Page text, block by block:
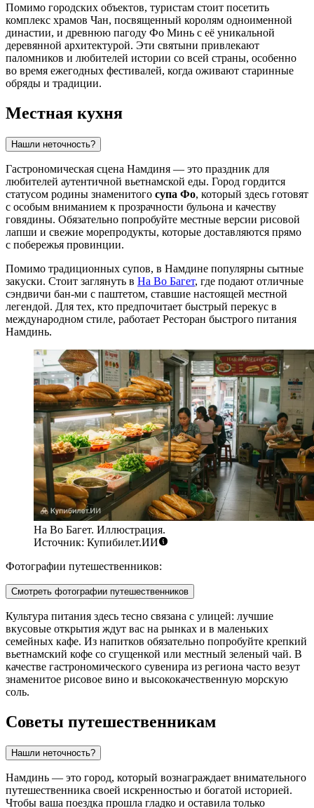
Помимо городских объектов, туристам стоит посетить
комплекс храмов Чан, посвященный королям одноименной
династии, и древнюю пагоду Фо Минь с её уникальной
деревянной архитектурой. Эти святыни привлекают
паломников и любителей истории со всей страны, особенно
во время ежегодных фестивалей, когда оживают старинные
обряды и традиции.
Местная кухня
Нашли неточность?
Гастрономическая сцена Намдиня — это праздник для
любителей аутентичной вьетнамской еды. Город гордится
статусом родины знаменитого супа Фо, который здесь готовят
с особым вниманием к прозрачности бульона и качеству
говядины. Обязательно попробуйте местные версии рисовой
лапши и свежие морепродукты, которые доставляются прямо
с побережья провинции.
Помимо традиционных супов, в Намдине популярны сытные
закуски. Стоит заглянуть в Ha Bo Багет, где подают отличные
сэндвичи бан-ми с паштетом, ставшие настоящей местной
легендой. Для тех, кто предпочитает быстрый перекус в
международном стиле, работает Ресторан быстрого питания
Намдинь.
Ha Bo Багет. Иллюстрация.
Источник: Купибилет.ИИ
Фотографии путешественников:
Смотреть фотографии путешественников
Культура питания здесь тесно связана с улицей: лучшие
вкусовые открытия ждут вас на рынках и в маленьких
семейных кафе. Из напитков обязательно попробуйте крепкий
вьетнамский кофе со сгущенкой или местный зеленый чай. В
качестве гастрономического сувенира из региона часто везут
знаменитое рисовое вино и высококачественную морскую
соль.
Советы путешественникам
Нашли неточность?
Намдинь — это город, который вознаграждает внимательного
путешественника своей искренностью и богатой историей.
Чтобы ваша поездка прошла гладко и оставила только